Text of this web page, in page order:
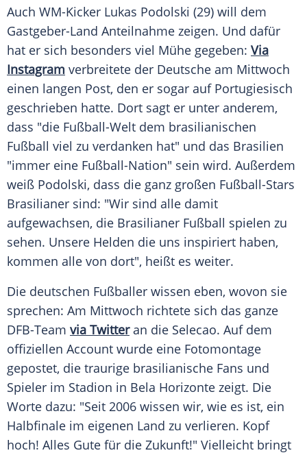
Auch WM-Kicker Lukas Podolski (29) will dem
Gastgeber-Land Anteilnahme zeigen. Und dafür
hat er sich besonders viel Mühe gegeben: Via
Instagram verbreitete der Deutsche am Mittwoch
einen langen Post, den er sogar auf Portugiesisch
geschrieben hatte. Dort sagt er unter anderem,
dass "die Fußball-Welt dem brasilianischen
Fußball viel zu verdanken hat" und das Brasilien
"immer eine Fußball-Nation" sein wird. Außerdem
weiß Podolski, dass die ganz großen Fußball-Stars
Brasilianer sind: "Wir sind alle damit
aufgewachsen, die Brasilianer Fußball spielen zu
sehen. Unsere Helden die uns inspiriert haben,
kommen alle von dort", heißt es weiter.
Die deutschen Fußballer wissen eben, wovon sie
sprechen: Am Mittwoch richtete sich das ganze
DFB-Team via Twitteran die Selecao. Auf dem
offiziellen Account wurde eine Fotomontage
gepostet, die traurige brasilianische Fans und
Spieler im Stadion in Bela Horizonte zeigt. Die
Worte dazu: "Seit 2006 wissen wir, wie es ist, ein
Halbfinale im eigenen Land zu verlieren. Kopf
hoch! Alles Gute für die Zukunft!" Vielleicht bringt